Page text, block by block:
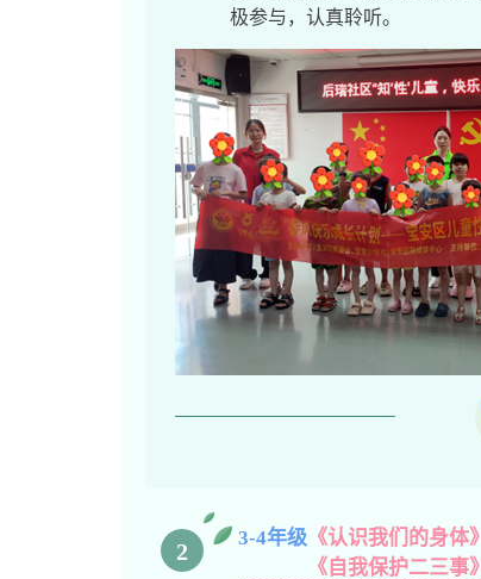
极参与，认真聆听。
2
3-4年级 《认识我们的身体》
《自我保护二三事》